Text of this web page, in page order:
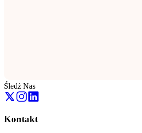
Śledź Nas
Kontakt